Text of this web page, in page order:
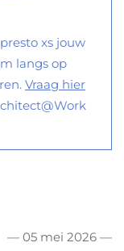
xs jouw
langs op
Vraag hier
— 05 mei 2026 —